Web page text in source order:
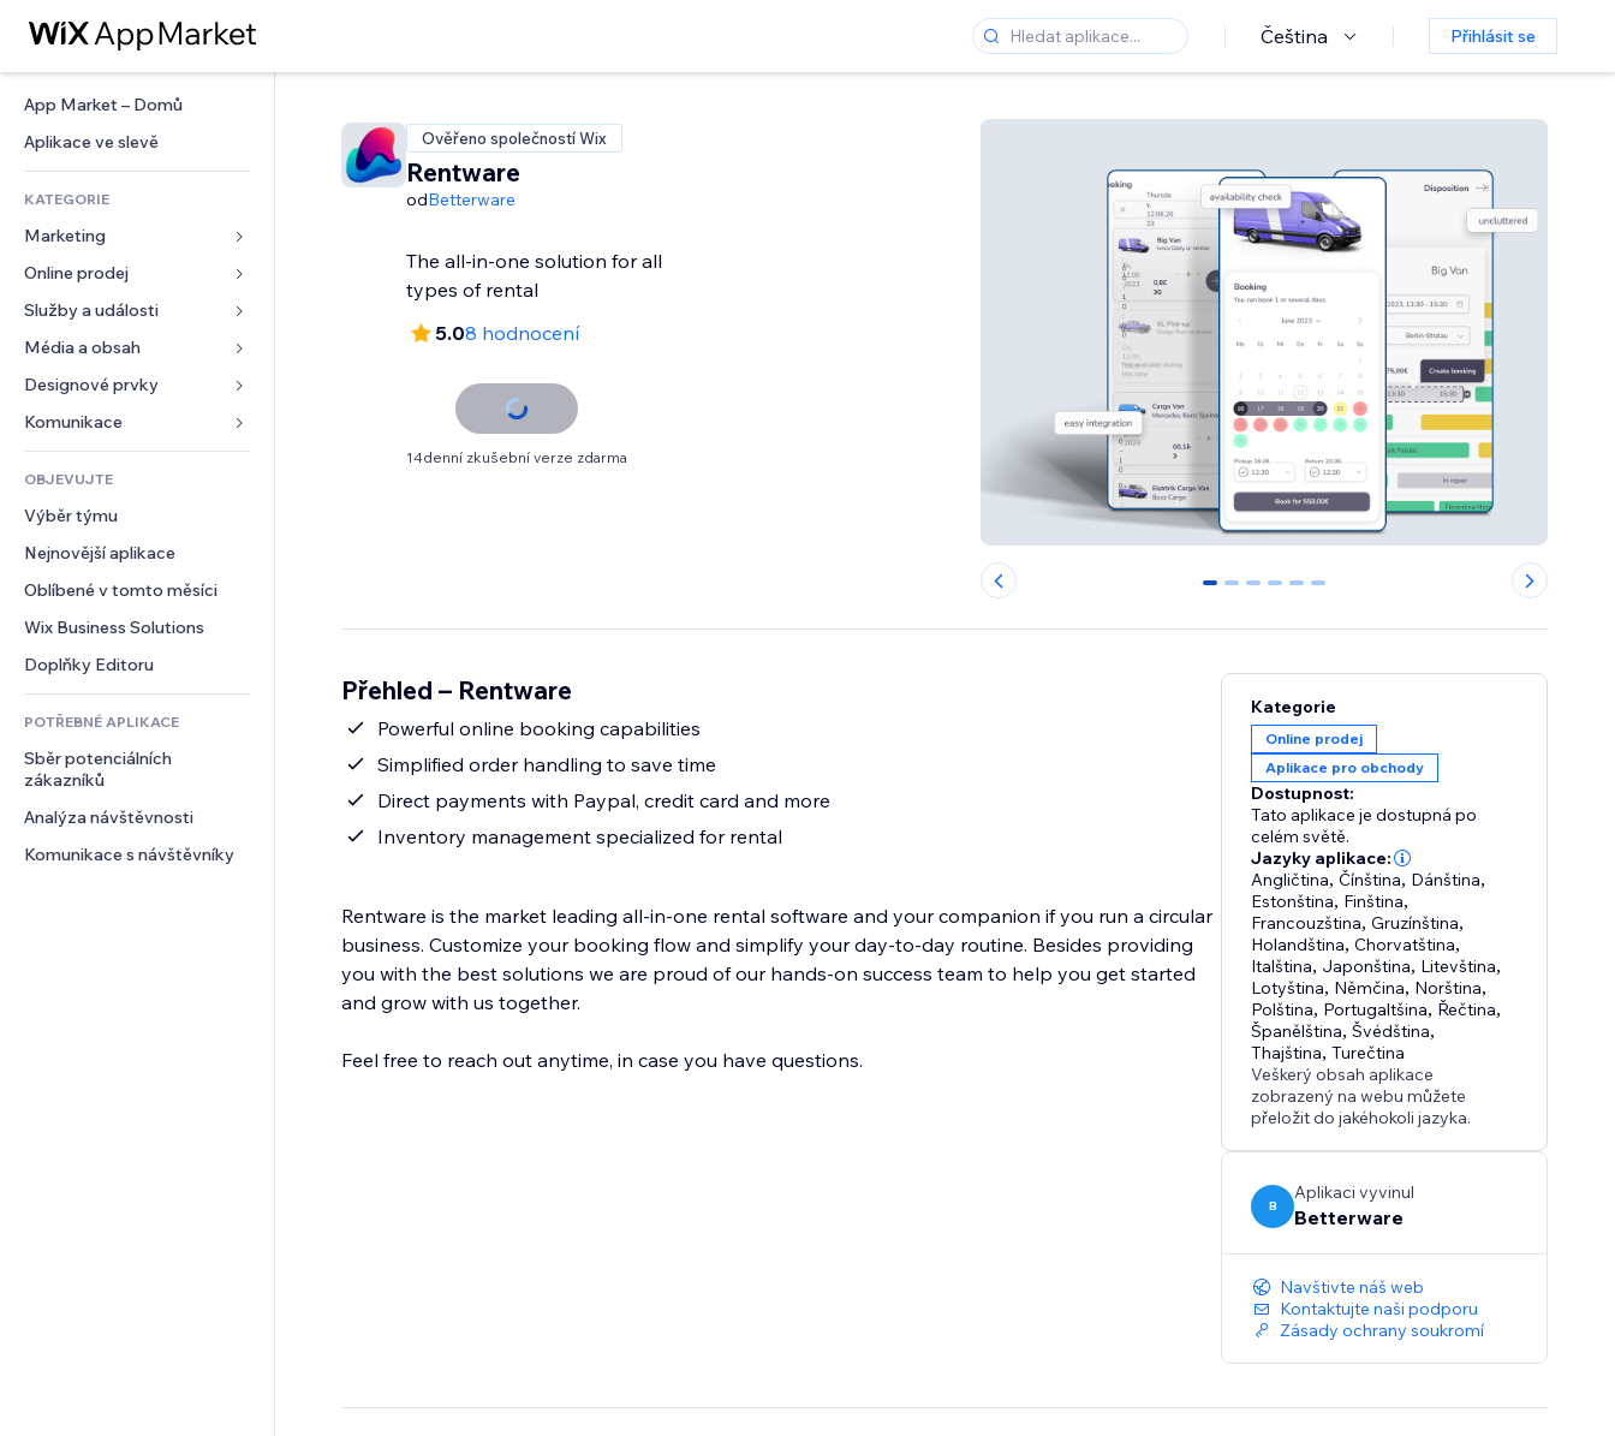
Čeština Přihlásit se
App Market – Domů
Aplikace ve slevě
KATEGORIE
Marketing
Reklamy
Mobilní zařízení
Analytika
Výpisy webu
E‑mail
Online prodej
Aplikace pro obchody
Doprava a doručení
Tlačítka pro prodej
Účetnictví
Kupóny a věrnostní programy
Skladování
Jídlo a nápoje
Služby a události
Ubytování
Události
Restaurace
Nemovitosti
Rezervace
Média a obsah
Galerie
Hudba
Podcasty
Fotografie
Video
PDF
Sdílení souborů
Novinky
Designové prvky
Mapy a navigace
Soukromí a bezpečnost
Hodiny
Šablony stránek
Efekty pro obrázky
Tlačítka a nabídky
Bannery a odznaky
Kalkulačky
Vyhledávání
Počasí
Tabulky a grafy
Formuláře
Ankety
Chat
Komentáře
Telefon
Komunita
Reference a recenze
CRM
OBJEVUJTE
Výběr týmu
Nejnovější aplikace
Oblíbené v tomto měsíci
Wix Business Solutions
Doplňky Editoru
POTŘEBNÉ APLIKACE
Sběr potenciálních
zákazníků
Analýza návštěvnosti
Komunikace s návštěvníky
Ověřeno společností Wix
Rentware
odBetterware
The all-in-one solution for all
types of rental
5.08 hodnocení
14denní zkušební verze zdarma
0 1 2 3 4 5
Přehled – Rentware
Powerful online booking capabilities
Simplified order handling to save time
Direct payments with Paypal, credit card and more
Inventory management specialized for rental
Rentware is the market leading all-in-one rental software and your companion if you run a circular
business. Customize your booking flow and simplify your day-to-day routine. Besides providing
you with the best solutions we are proud of our hands-on success team to help you get started
and grow with us together.
Feel free to reach out anytime, in case you have questions.
Kategorie
Online prodej
Aplikace pro obchody
Dostupnost:
Tato aplikace je dostupná po
celém světě.
Jazyky aplikace:
Angličtina,Čínština, Dánština,
Estonština, Finština,
Francouzština,Gruzínština,
Holandština,Chorvatština,
Italština, Japonština, Litevština,
Lotyština, Němčina, Norština,
Polština, Portugaltšina, Řečtina,
Španělština,Švédština,
Thajština,Turečtina
Veškerý obsah aplikace
zobrazený na webu můžete
přeložit do jakéhokoli jazyka.
B
Aplikaci vyvinul
Betterware
Navštivte náš web
Kontaktujte naši podporu
Zásady ochrany soukromí